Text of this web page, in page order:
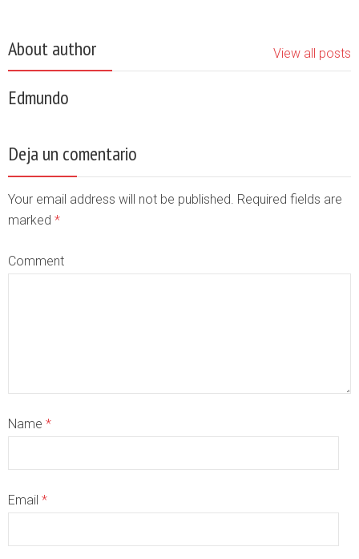
About author View all posts
Edmundo
Deja un comentario
Your email address will not be published. Required fields are
marked *
Comment
Name *
Email *